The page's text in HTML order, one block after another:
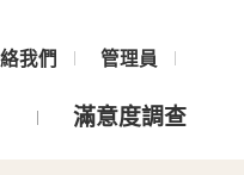
我們 管理員
滿意度調查